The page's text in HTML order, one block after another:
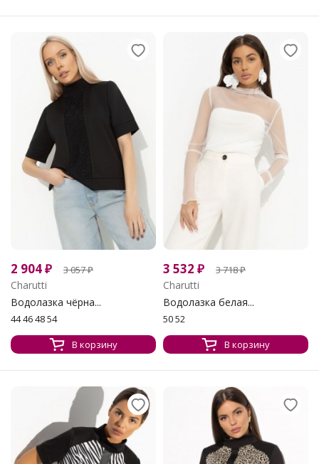
2 904₽ 3 057₽
Charutti
Водолазка чёрна...
44 46 48 54
В корзину
3 532 ₽ 3 718₽
Charutti
Водолазка белая...
50 52
В корзину